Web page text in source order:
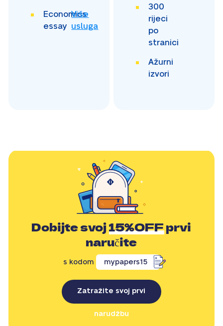
Economics
essay
Više
usluga
300
rijeci
po
stranici
Ažurni
izvori
Dobijte svoj15%OFFprvi
naručite
s kodom mypapers15
Zatražite svoj prvi
narudžbu